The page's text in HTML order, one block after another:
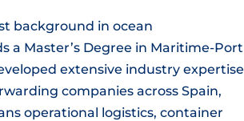
background in ocean
a Master’s Degree in Maritime-Port
extensive industry expertise
companies across Spain,
operational logistics, container